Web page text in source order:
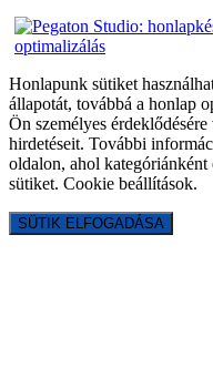
Honlapunk sütiket
állapotát, továbbá a honlap
Ön személyes
hirdetéseit. További
oldalon, ahol
sütiket. Cookie beállítások.
SÜTIK ELFOGADÁSA